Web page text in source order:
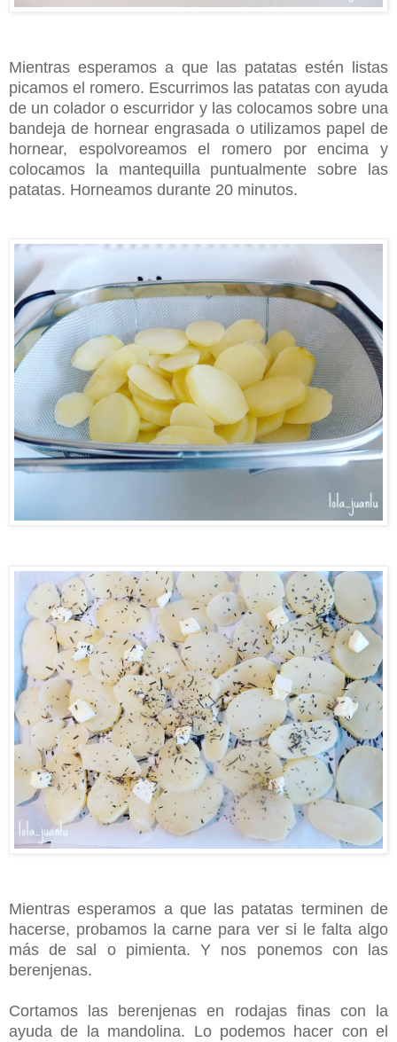
Mientras esperamos a que las patatas estén listas
picamos el romero. Escurrimos las patatas con ayuda
de un colador o escurridor y las colocamos sobre una
bandeja de hornear engrasada o utilizamos papel de
hornear, espolvoreamos el romero por encima y
colocamos la mantequilla puntualmente sobre las
patatas. Horneamos durante 20 minutos.
Mientras esperamos a que las patatas terminen de
hacerse, probamos la carne para ver si le falta algo
más de sal o pimienta. Y nos ponemos con las
berenjenas.
Cortamos las berenjenas en rodajas finas con la
ayuda de la mandolina. Lo podemos hacer con el